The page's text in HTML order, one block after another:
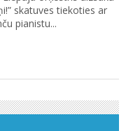
skatuves tiekoties ar
pianistu...